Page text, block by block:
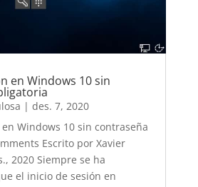
en Windows 10 sin
| des. 7, 2020
Windows 10 sin contraseña
Escrito por Xavier
2020 Siempre se ha
el inicio de sesión en